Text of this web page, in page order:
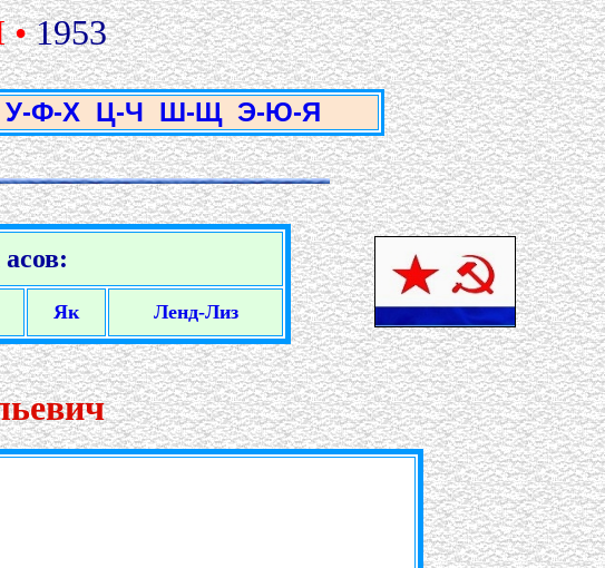
1953
У-Ф-Х Ц-Ч Ш-Щ Э-Ю-Я
Як Ленд-Лиз